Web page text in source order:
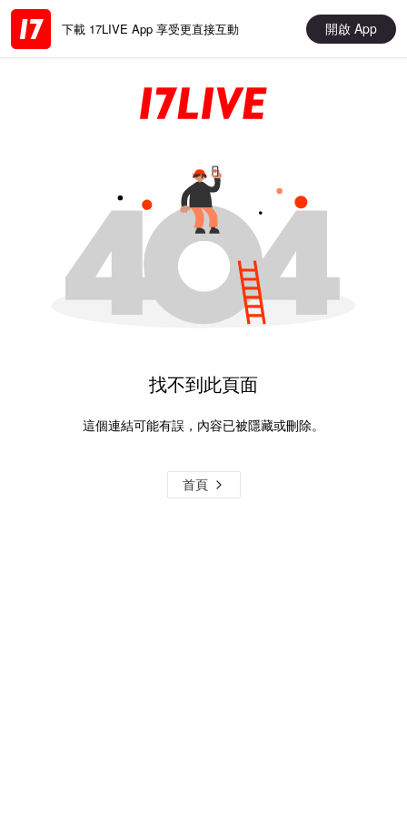
下載 17LIVE App 享受更直接互動 開啟 App
找不到此頁面
這個連結可能有誤，內容已被隱藏或刪除。
首頁